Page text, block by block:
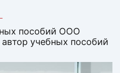
пособий ООО
учебных пособий
и эстетического